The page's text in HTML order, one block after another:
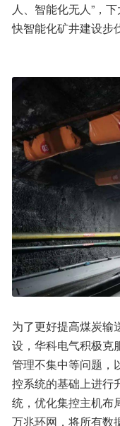
人、智能化无人”，
快智能化矿井建设步
为了更好提高煤炭输
设，华科电气积极克
管理不集中等问题，
控系统的基础上进行
统，优化集控主机布
万兆环网，将所有数